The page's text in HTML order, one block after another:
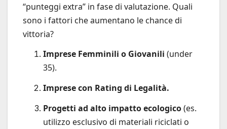
“punteggi extra” in fase di valutazione. Quali
sono i fattori che aumentano le chance di
vittoria?
Imprese Femminili o Giovanili (under
35).
Imprese con Rating di Legalità.
Progetti ad alto impatto ecologico(es.
utilizzo esclusivo di materiali riciclati o